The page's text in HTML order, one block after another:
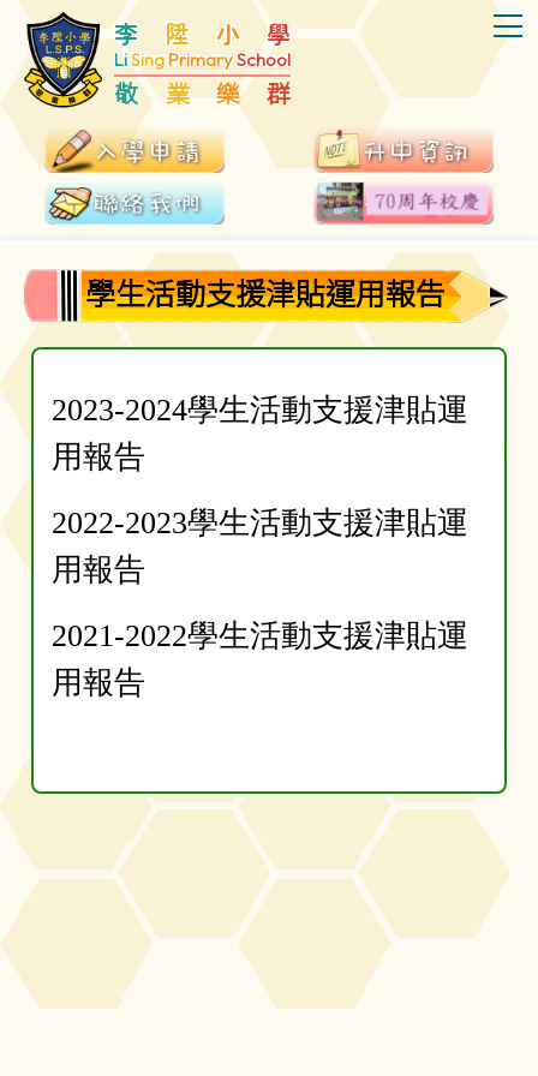
李 陞 小 學
LiSingPrimarySchool
敬 業 樂 群
學生活動支援津貼運用報告
2023-2024學生活動支援津貼運
用報告
2022-2023學生活動支援津貼運
用報告
2021-2022學生活動支援津貼運
用報告